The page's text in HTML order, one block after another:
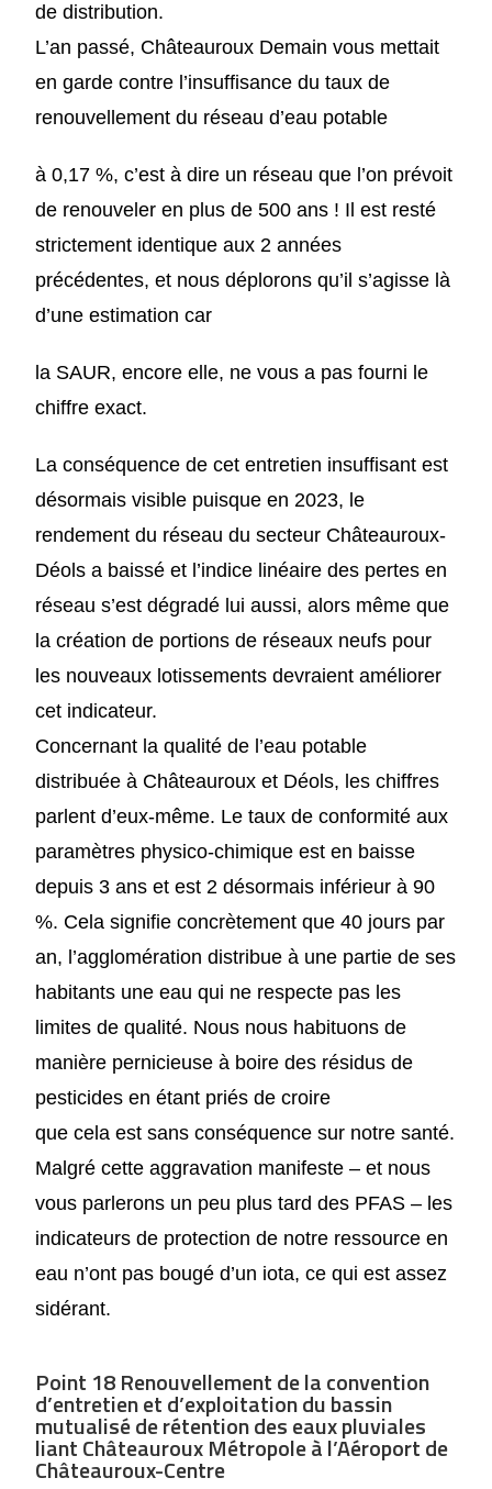
de distribution.
L’an passé, Châteauroux Demain vous mettait
en garde contre l’insuffisance du taux de
renouvellement du réseau d’eau potable
à 0,17 %, c’est à dire un réseau que l’on prévoit
de renouveler en plus de 500 ans ! Il est resté
strictement identique aux 2 années
précédentes, et nous déplorons qu’il s’agisse là
d’une estimation car
la SAUR, encore elle, ne vous a pas fourni le
chiffre exact.
La conséquence de cet entretien insuffisant est
désormais visible puisque en 2023, le
rendement du réseau du secteur Châteauroux-
Déols a baissé et l’indice linéaire des pertes en
réseau s’est dégradé lui aussi, alors même que
la création de portions de réseaux neufs pour
les nouveaux lotissements devraient améliorer
cet indicateur.
Concernant la qualité de l’eau potable
distribuée à Châteauroux et Déols, les chiffres
parlent d’eux-même. Le taux de conformité aux
paramètres physico-chimique est en baisse
depuis 3 ans et est 2 désormais inférieur à 90
%. Cela signifie concrètement que 40 jours par
an, l’agglomération distribue à une partie de ses
habitants une eau qui ne respecte pas les
limites de qualité. Nous nous habituons de
manière pernicieuse à boire des résidus de
pesticides en étant priés de croire
que cela est sans conséquence sur notre santé.
Malgré cette aggravation manifeste – et nous
vous parlerons un peu plus tard des PFAS – les
indicateurs de protection de notre ressource en
eau n’ont pas bougé d’un iota, ce qui est assez
sidérant.
Point 18 Renouvellement de la convention
d’entretien et d’exploitation du bassin
mutualisé de rétention des eaux pluviales
liant Châteauroux Métropole à l’Aéroport de
Châteauroux-Centre